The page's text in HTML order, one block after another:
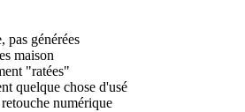
pas générées
maison
"ratées"
quelque chose d'usé
numérique